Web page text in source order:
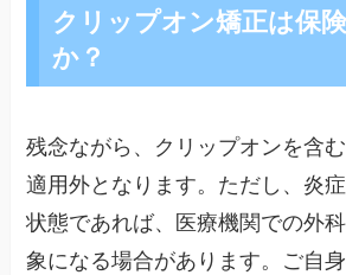
クリップオン矯正は保
か？
残念ながら、クリップオンを含
適用外となります。ただし、炎
状態であれば、医療機関での外
象になる場合があります。ご自